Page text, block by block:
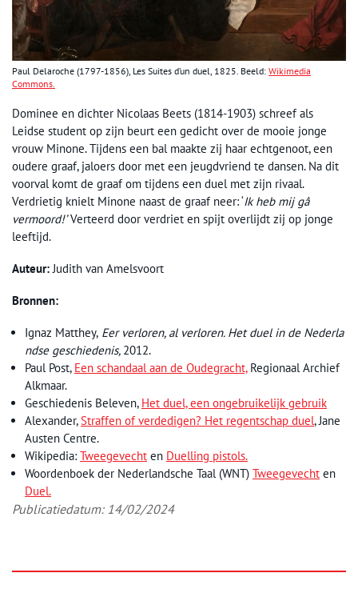
Paul Delaroche (1797-1856), Les Suites d’un duel, 1825. Beeld: Wikimedia
Commons.
Dominee en dichter Nicolaas Beets (1814-1903) schreef als
Leidse student op zijn beurt een gedicht over de mooie jonge
vrouw Minone. Tijdens een bal maakte zij haar echtgenoot, een
oudere graaf, jaloers door met een jeugdvriend te dansen. Na dit
voorval komt de graaf om tijdens een duel met zijn rivaal.
Verdrietig knielt Minone naast de graaf neer: ‘Ik heb mij gâ
vermoord!’Verteerd door verdriet en spijt overlijdt zij op jonge
leeftijd.
Auteur: Judith van Amelsvoort
Bronnen:
Ignaz Matthey, Eer verloren, al verloren. Het duel in de Nederla
ndse geschiedenis, 2012.
Paul Post, Een schandaal aan de Oudegracht,Regionaal Archief
Alkmaar.
Geschiedenis Beleven, Het duel, een ongebruikelijk gebruik
Alexander,Straffen of verdedigen? Het regentschap duel, Jane
Austen Centre.
Wikipedia: Tweegevecht en Duelling pistols.
Woordenboek der Nederlandsche Taal (WNT) Tweegevecht en
Duel.
Publicatiedatum: 14/02/2024